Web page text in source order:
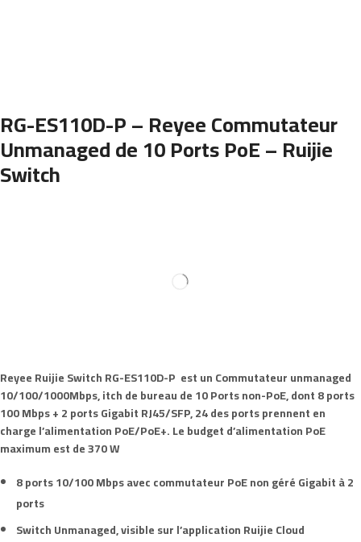
RG-ES110D-P – Reyee Commutateur
Unmanaged de 10 Ports PoE – Ruijie
Switch
Reyee Ruijie SwitchRG-ES110D-P est un Commutateurunmanaged
10/100/1000Mbps, itch de bureau de10 Portsnon-PoE,dont8 ports
100 Mbps +2 portsGigabit RJ45/SFP, 24 des ports prennent en
charge l’alimentationPoE/PoE+. Le budget d’alimentation PoE
maximum est de370 W
8 ports10/100 Mbps avec commutateurPoE non géréGigabit à2
ports
Switch Unmanaged, visible sur l’application Ruijie Cloud